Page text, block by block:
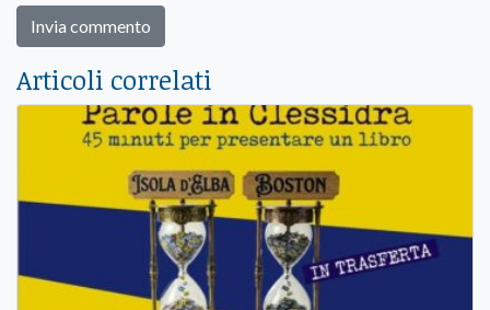
Articoli correlati